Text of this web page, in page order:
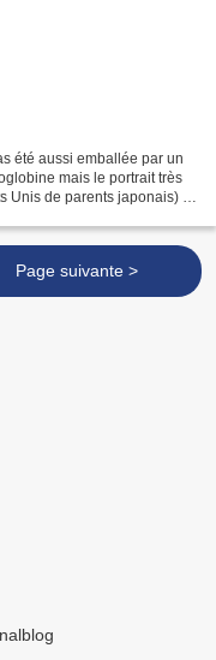
été aussi emballée par un
mais le portrait très
Unis de parents japonais) à
Page suivante >